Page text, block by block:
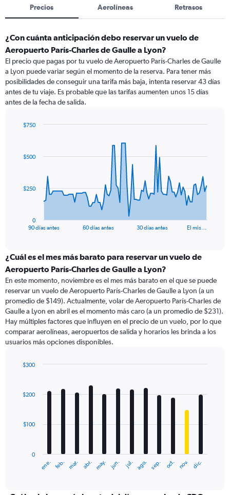
Precios Aerolíneas Retrasos
¿Con cuánta anticipación debo reservar un vuelo de
Aeropuerto París-Charles de Gaulle a Lyon?
El precio que pagas por tu vuelo de Aeropuerto París-Charles de Gaulle
a Lyon puede variar según el momento de la reserva. Para tener más
posibilidades de conseguir una tarifa más baja, intenta reservar 43 días
antes de tu viaje. Es probable que las tarifas aumenten unos 15 días
antes de la fecha de salida.
data
The
categories.
Range:
91
categories.
The
chart
has
1
Y
axis
values.
to
90 días antes 60 días antes 30 días antes El mis…
0
$250
$500
$750
¿Cuál es el mes más barato para reservar un vuelo de
Aeropuerto París-Charles de Gaulle a Lyon?
En este momento, noviembre es el mes más barato en el que se puede
reservar un vuelo de Aeropuerto París-Charles de Gaulle a Lyon (a un
promedio de $149). Actualmente, volar de Aeropuerto París-Charles de
Gaulle a Lyon en abril es el momento más caro (a un promedio de $231).
Hay múltiples factores que influyen en el precio de un vuelo, por lo que
comparar aerolíneas, aeropuertos de salida y horarios les brinda a los
usuarios más opciones disponibles.
with
12
The
ene. feb. mar. abr. may. jun. jul. ago. sep. oct. nov. dic.
0
$100
$200
$300